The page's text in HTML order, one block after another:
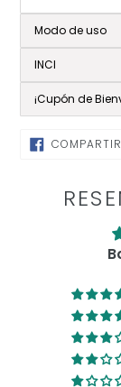
Modo de uso
INCI
¡Cupón de
COMPARTIR